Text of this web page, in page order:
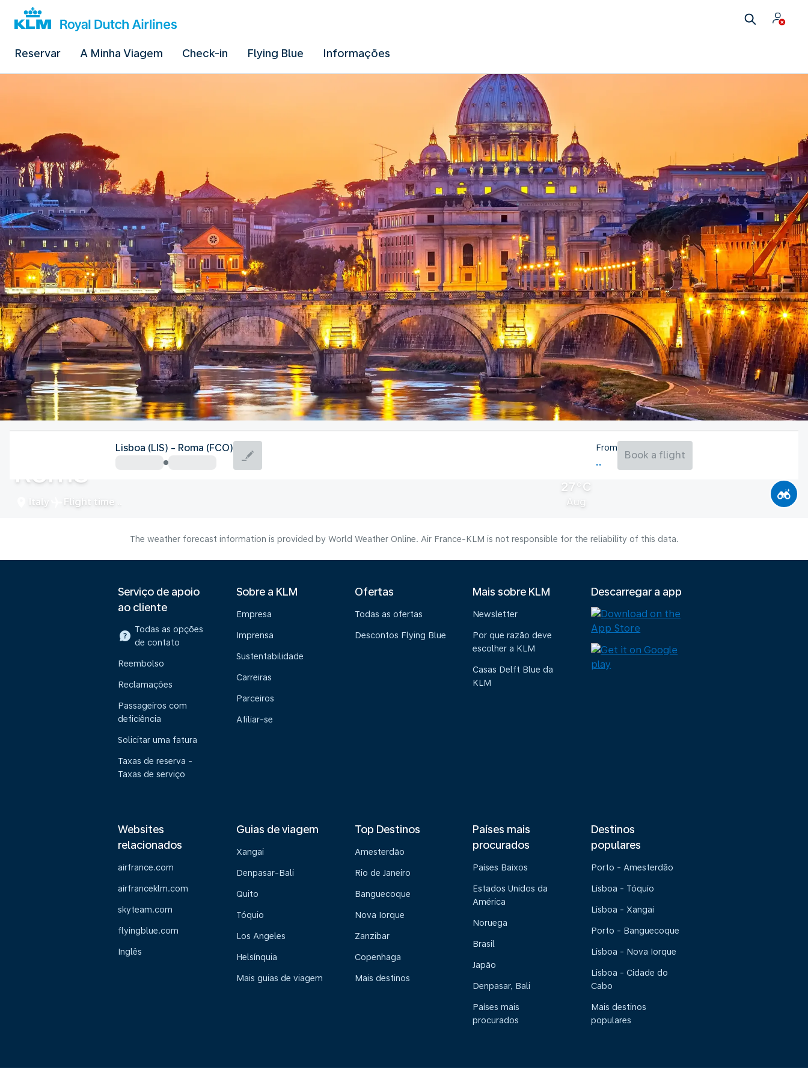
Reservar A Minha Viagem Check-in Flying Blue Informações
Rome
Italy Flight time
27°C
Aug
Lisboa (LIS) - Roma (FCO) From
Book a flight
The weather forecast information is provided by World Weather Online. Air France-KLM is not responsible for the reliability of this data.
Serviço de apoio
ao cliente
Todas as opções
de contato
Reembolso
Reclamações
Passageiros com
deficiência
Solicitar uma fatura
Taxas de reserva -
Taxas de serviço
Sobre a KLM
Empresa
Imprensa
Sustentabilidade
Carreiras
Parceiros
Afiliar-se
Ofertas
Todas as ofertas
Descontos Flying Blue
Mais sobre KLM
Newsletter
Por que razão deve
escolher a KLM
Casas Delft Blue da
KLM
Descarregar a app
Websites
relacionados
airfrance.com
airfranceklm.com
skyteam.com
flyingblue.com
Inglês
Guias de viagem
Xangai
Denpasar-Bali
Quito
Tóquio
Los Angeles
Helsínquia
Mais guias de viagem
Top Destinos
Amesterdão
Rio de Janeiro
Banguecoque
Nova Iorque
Zanzibar
Copenhaga
Mais destinos
Países mais
procurados
Países Baixos
Estados Unidos da
América
Noruega
Brasil
Japão
Denpasar, Bali
Países mais
procurados
Destinos
populares
Porto - Amesterdão
Lisboa - Tóquio
Lisboa - Xangai
Porto - Banguecoque
Lisboa - Nova Iorque
Lisboa - Cidade do
Cabo
Mais destinos
populares